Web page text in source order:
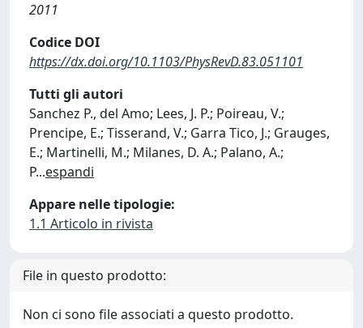
2011
Codice DOI
https://dx.doi.org/10.1103/PhysRevD.83.051101
Tutti gli autori
Sanchez P., del Amo; Lees, J. P.; Poireau, V.;
Prencipe, E.; Tisserand, V.; Garra Tico, J.; Grauges,
E.; Martinelli, M.; Milanes, D. A.; Palano, A.;
P...espandi
Appare nelle tipologie:
1.1 Articolo in rivista
File in questo prodotto:
Non ci sono file associati a questo prodotto.